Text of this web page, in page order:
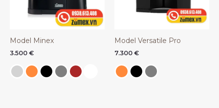
Model Minex
3.500 €
Model Versatile Pro
7.300 €